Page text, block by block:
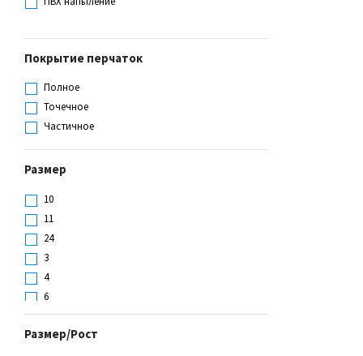
Покрытие перчаток
Полное
Точечное
Частичное
Размер
10
11
24
3
4
6
7
8
Размер/Рост